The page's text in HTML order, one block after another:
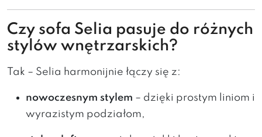
Czy sofa Selia pasuje do różnych
stylów wnętrzarskich?
Tak – Selia harmonijnie łączy się z:
nowoczesnym stylem – dzięki prostym liniom i
wyrazistym podziałom,